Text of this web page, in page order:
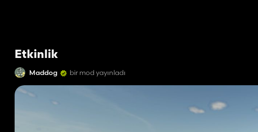
Etkinlik
Maddog bir mod yayınladı